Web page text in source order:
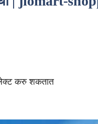
करु शकतात